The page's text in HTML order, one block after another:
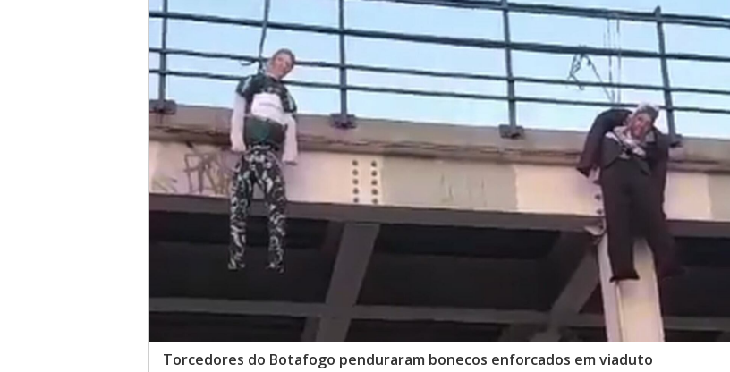
Torcedores do Botafogo penduraram bonecos enforcados em viaduto